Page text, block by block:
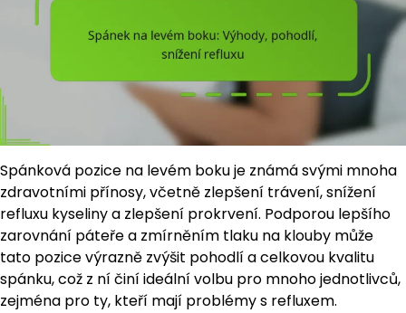
Spánková pozice na levém boku je známá svými mnoha
zdravotními přínosy, včetně zlepšení trávení, snížení
refluxu kyseliny a zlepšení prokrvení. Podporou lepšího
zarovnání páteře a zmírněním tlaku na klouby může
tato pozice výrazně zvýšit pohodlí a celkovou kvalitu
spánku, což z ní činí ideální volbu pro mnoho jednotlivců,
zejména pro ty, kteří mají problémy s refluxem.